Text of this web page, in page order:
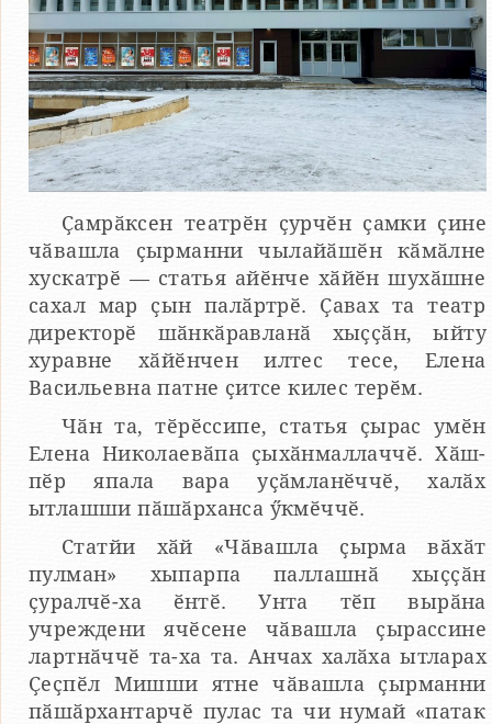
Ҫамрӑксен театрӗн ҫурчӗн ҫамки ҫине
чӑвашла ҫырманни чылайӑшӗн кӑмӑлне
хускатрӗ — статья айӗнче хӑйӗн шухӑшне
сахал мар ҫын палӑртрӗ. Ҫавах та театр
директорӗ шӑнкӑравланӑ хыҫҫӑн, ыйту
хуравне хӑйӗнчен илтес тесе, Елена
Васильевна патне ҫитсе килес терӗм.
Чӑн та, тӗрӗссипе, статья ҫырас умӗн
Елена Николаевӑпа ҫыхӑнмаллаччӗ. Хӑш-
пӗр япала вара уҫӑмланӗччӗ, халӑх
ытлашши пӑшӑрханса ӳкмӗччӗ.
Статйи хӑй «Чӑвашла ҫырма вӑхӑт
пулман» хыпарпа паллашнӑ хыҫҫӑн
ҫуралчӗ-ха ӗнтӗ. Унта тӗп вырӑна
учреждени ячӗсене чӑвашла ҫырассине
лартнӑччӗ та-ха та. Анчах халӑха ытларах
Ҫеҫпӗл Мишши ятне чӑвашла ҫырманни
пӑшӑрхантарчӗ пулас та чи нумай «патак